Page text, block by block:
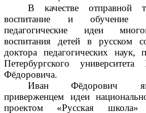
В качестве отправной
воспитание и обучение
педагогические идеи
воспитания детей в русском
доктора педагогических наук,
Петербургского
Фёдоровича.
Иван Фёдорович
приверженцем идеи
проектом «Русская